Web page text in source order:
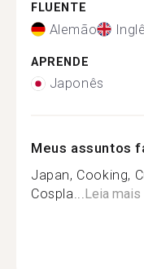
FLUENTE
Alemão
APRENDE
Japonês
Meus assuntos
Japan, Cooking,
Cospla...Leia mais